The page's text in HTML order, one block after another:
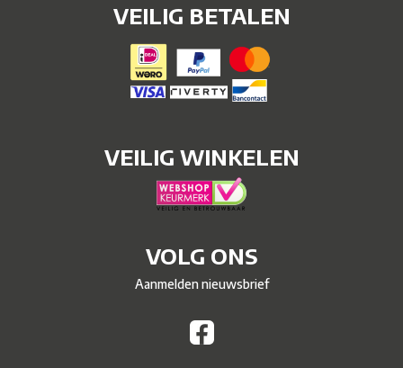
VEILIG BETALEN
VEILIG WINKELEN
VOLG ONS
Aanmelden nieuwsbrief